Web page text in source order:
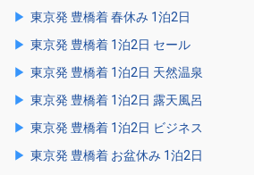
東京発 豊橋着 春休み 1泊2日
東京発 豊橋着 1泊2日 セール
東京発 豊橋着 1泊2日 天然温泉
東京発 豊橋着 1泊2日 露天風呂
東京発 豊橋着 1泊2日 ビジネス
東京発 豊橋着 お盆休み 1泊2日